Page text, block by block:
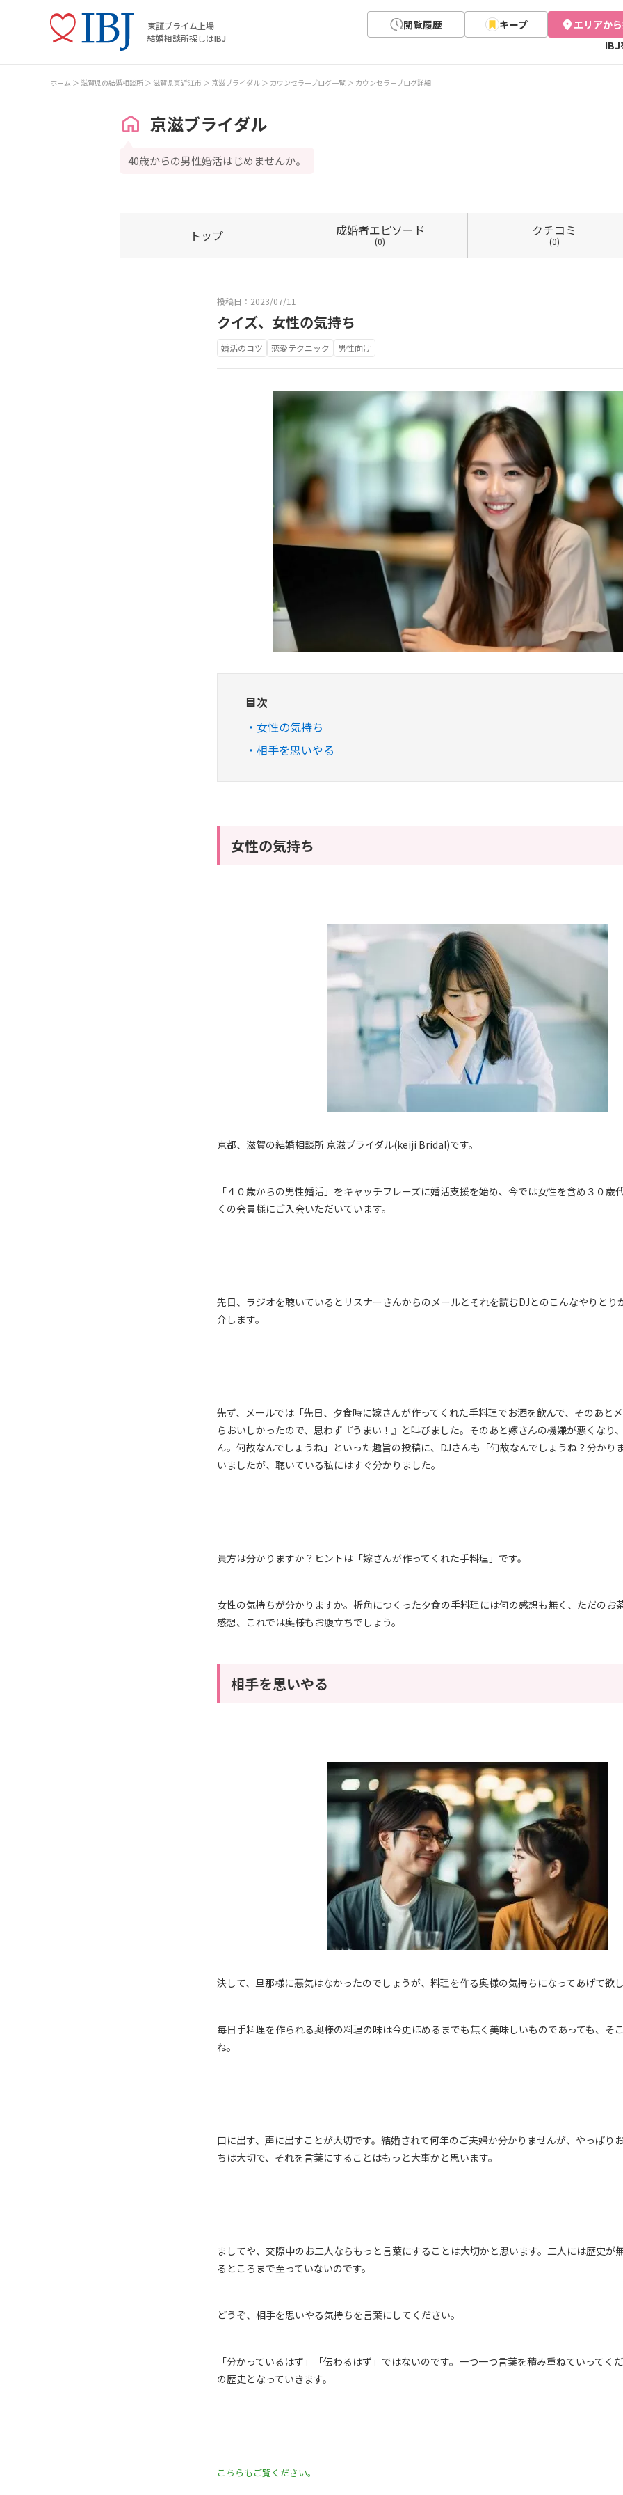
東証プライム上場
結婚相談所探しはIBJ
閲覧履歴 キープ エリアか
IBJ
ホーム 滋賀県の結婚相談所 滋賀県東近江市 京滋ブライダル カウンセラーブログ一覧 カウンセラーブログ詳細
京滋ブライダル
40歳からの男性婚活はじめませんか。
トップ 成婚者エピソード
(0)
クチコミ
(0)
投稿日：2023/07/11
クイズ、女性の気持ち
婚活のコツ 恋愛テクニック 男性向け
目次
女性の気持ち
相手を思いやる
女性の気持ち
京都、滋賀の結婚相談所 京滋ブライダル(keiji Bridal)です。
「４０歳からの男性婚活」をキャッチフレーズに婚活支援を始め、今では女性を含め３０歳
くの会員様にご入会いただいています。
先日、ラジオを聴いているとリスナーさんからのメールとそれを読むDJとのこんなやりとり
介します。
先ず、メールでは「先日、夕食時に嫁さんが作ってくれた手料理でお酒を飲んで、そのあと
らおいしかったので、思わず『うまい！』と叫びました。そのあと嫁さんの機嫌が悪くなり
ん。何故なんでしょうね」といった趣旨の投稿に、DJさんも「何故なんでしょうね？分かり
いましたが、聴いている私にはすぐ分かりました。
貴方は分かりますか？ヒントは「嫁さんが作ってくれた手料理」です。
女性の気持ちが分かりますか。折角につくった夕食の手料理には何の感想も無く、ただのお
感想、これでは奥様もお腹立ちでしょう。
相手を思いやる
決して、旦那様に悪気はなかったのでしょうが、料理を作る奥様の気持ちになってあげて欲し
毎日手料理を作られる奥様の料理の味は今更ほめるまでも無く美味しいものであっても、そ
ね。
口に出す、声に出すことが大切です。結婚されて何年のご夫婦か分かりませんが、やっぱり
ちは大切で、それを言葉にすることはもっと大事かと思います。
ましてや、交際中のお二人ならもっと言葉にすることは大切かと思います。二人には歴史が
るところまで至っていないのです。
どうぞ、相手を思いやる気持ちを言葉にしてください。
「分かっているはず」「伝わるはず」ではないのです。一つ一つ言葉を積み重ねていってく
の歴史となっていきます。
こちらもご覧ください。